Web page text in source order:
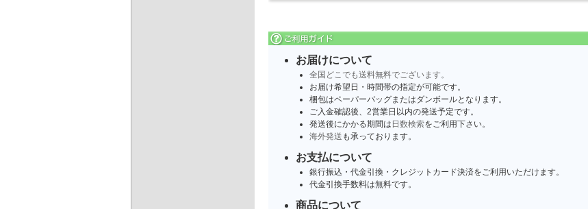
お届けについて
全国どこでも送料無料でございます。
お届け希望日・時間帯の指定が可能です。
梱包はペーパーバッグまたはダンボールとなります。
ご入金確認後、2営業日以内の発送予定です。
発送後にかかる期間は 日数検索をご利用下さい。
海外発送 も承っております。
お支払について
銀行振込・代金引換・クレジットカード決済をご利用いただけます。
代金引換手数料は無料です。
商品について